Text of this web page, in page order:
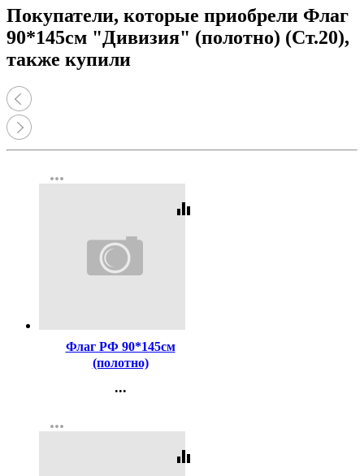
Покупатели, которые приобрели Флаг
90*145см "Дивизия" (полотно) (Ст.20),
также купили
more_horiz
equalizer
Флаг РФ 90*145см
(полотно)
...
Регистрация
more_horiz
equalizer